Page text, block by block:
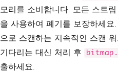
모리를 소비합니다. 모든 스트
을 사용하여 폐기를 보장하세
으로 스캔하는 지속적인 스캔
기다리는 대신 처리 후
출하세요.